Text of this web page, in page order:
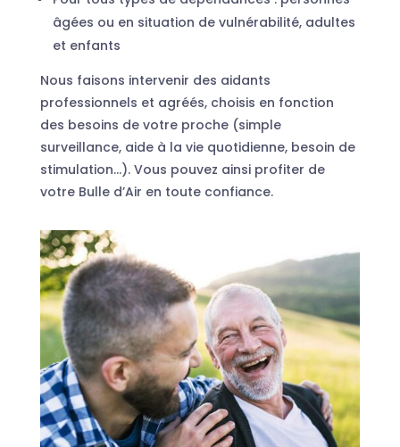
âgées ou en situation de vulnérabilité, adultes
et enfants
Nous faisons intervenir des aidants
professionnels et agréés, choisis en fonction
des besoins de votre proche (simple
surveillance, aide à la vie quotidienne, besoin de
stimulation…). Vous pouvez ainsi profiter de
votre Bulle d’Air en toute confiance.